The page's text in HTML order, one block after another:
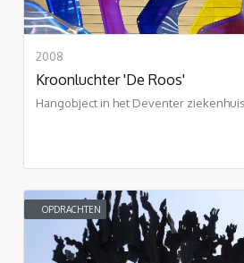
2008
Kroonluchter 'De Roos'
Hangobject in het Deventer ziekenhuis
OPDRACHTEN